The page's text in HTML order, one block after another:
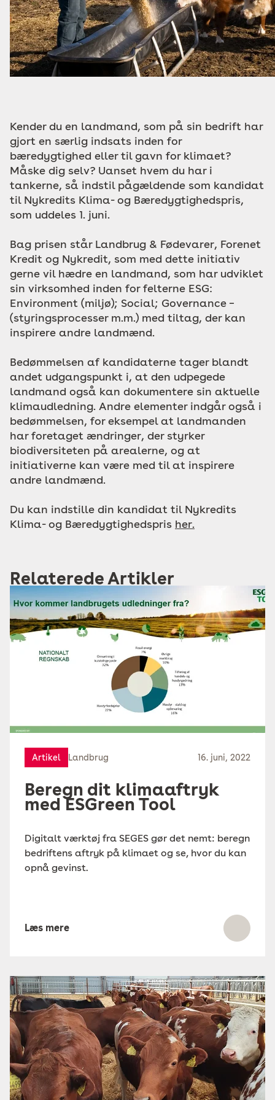
Kender du en landmand, som på sin bedrift har
gjort en særlig indsats inden for
bæredygtighed eller til gavn for klimaet?
Måske dig selv? Uanset hvem du har i
tankerne, så indstil pågældende som kandidat
til Nykredits Klima- og Bæredygtighedspris,
som uddeles 1. juni.
Bag prisen står Landbrug & Fødevarer, Forenet
Kredit og Nykredit, som med dette initiativ
gerne vil hædre en landmand, som har udviklet
sin virksomhed inden for felterne ESG:
Environment (miljø); Social; Governance –
(styringsprocesser m.m.) med tiltag, der kan
inspirere andre landmænd.
Bedømmelsen af kandidaterne tager blandt
andet udgangspunkt i, at den udpegede
landmand også kan dokumentere sin aktuelle
klimaudledning. Andre elementer indgår også i
bedømmelsen, for eksempel at landmanden
har foretaget ændringer, der styrker
biodiversiteten på arealerne, og at
initiativerne kan være med til at inspirere
andre landmænd.
Du kan indstille din kandidat til Nykredits
Klima- og Bæredygtighedspris her.
Relaterede Artikler
Artikel Landbrug 16. juni, 2022
Beregn dit klimaaftryk
med ESGreen Tool
Digitalt værktøj fra SEGES gør det nemt: beregn
bedriftens aftryk på klimaet og se, hvor du kan
opnå gevinst.
Læs mere